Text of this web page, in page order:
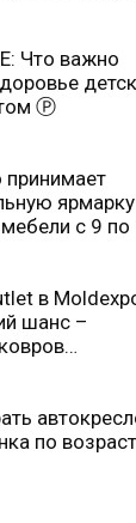
Что важно
Ⓟ
принимает
ярмарку
с 9 по
в
шанс –
по